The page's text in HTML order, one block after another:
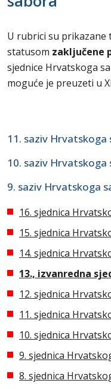
U rubrici su prikazane
statusom zaključene
sjednice Hrvatskoga
moguće je preuzeti u
11. saziv Hrvatskoga
10. saziv Hrvatskoga
9. saziv Hrvatskoga
16. sjednica
15. sjednica
14. sjednica
13., izvanredna
12. sjednica
11. sjednica
10. sjednica
9. sjednica
8. sjednica